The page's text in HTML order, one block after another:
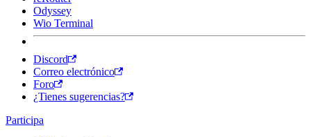
Odyssey
Wio Terminal
Discord
Correo electrónico
Foro
¿Tienes sugerencias?
Participa